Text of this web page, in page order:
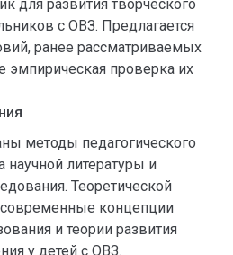
для развития творческого
с ОВЗ. Предлагается
ранее рассматриваемых
эмпирическая проверка их
методы педагогического
научной литературы и
Теоретической
концепции
и теории развития
у детей с ОВЗ.